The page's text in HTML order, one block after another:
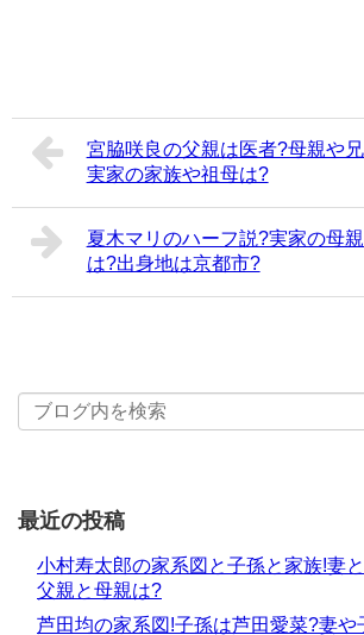
宮脇咲良の父親は医者?母親や
実家の家族や祖母は?
夏木マリのハーフ説?実家の母
は?出身地は京都市?
最近の投稿
小村寿太郎の家系図と子孫と家族!妻
父親と母親は?
芦田均の家系図!子孫は芦田愛菜?妻や